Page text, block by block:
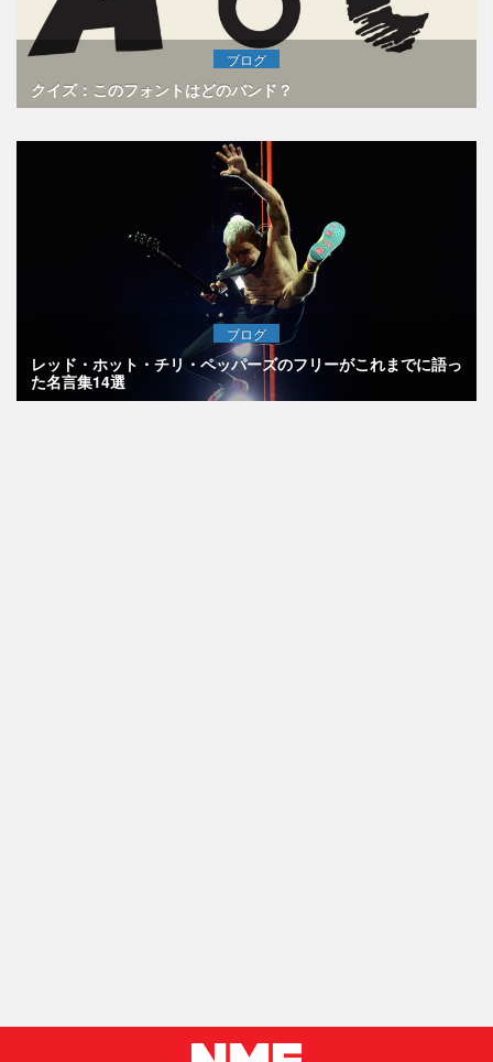
ブログ
クイズ：このフォントはどのバンド？
ブログ
レッド・ホット・チリ・ペッパーズのフリーがこれまでに語っ
た名言集14選